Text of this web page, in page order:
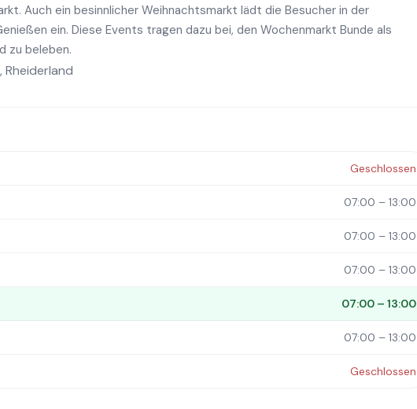
Auch ein besinnlicher Weihnachtsmarkt lädt die Besucher in der
ein. Diese Events tragen dazu bei, den Wochenmarkt Bunde als
zu beleben.
, Rheiderland
Geschlossen
07:00 – 13:00
07:00 – 13:00
07:00 – 13:00
07:00 – 13:00
07:00 – 13:00
Geschlossen